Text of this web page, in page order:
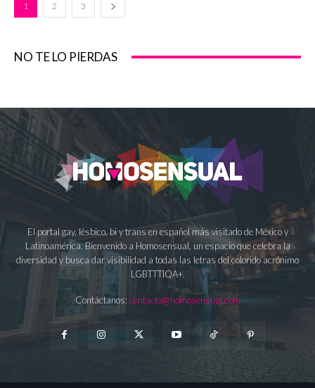
1 2 3
NO TE LO PIERDAS
El portal gay, lésbico, bi y trans en español más visitado de México y
Latinoamérica. Bienvenido a Homosensual, un espacio que celebra la
diversidad y busca dar visibilidad a todas las letras del colorido acrónimo
LGBTTTIQA+.
Contáctanos: contacto@homosensual.com